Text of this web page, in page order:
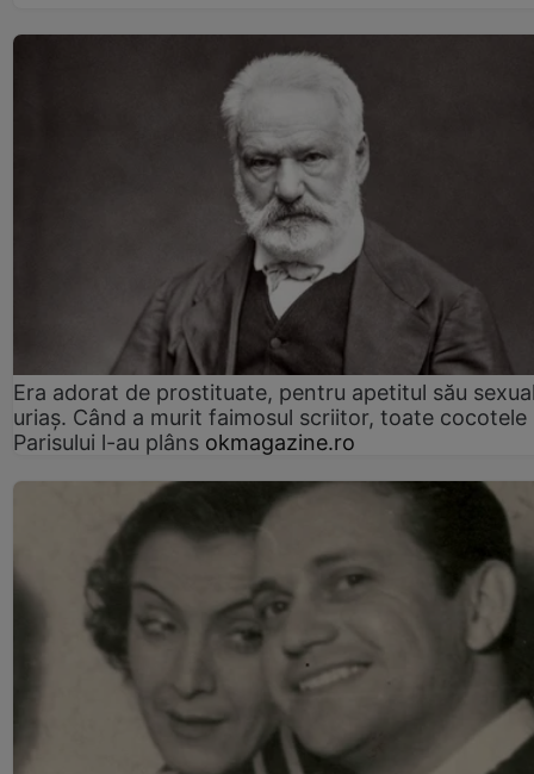
Era adorat de prostituate, pentru apetitul său
uriaș. Când a murit faimosul scriitor, toate cocotele
Parisului l-au plâns okmagazine.ro